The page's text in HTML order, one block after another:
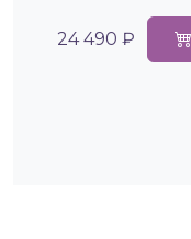
24 490 ₽